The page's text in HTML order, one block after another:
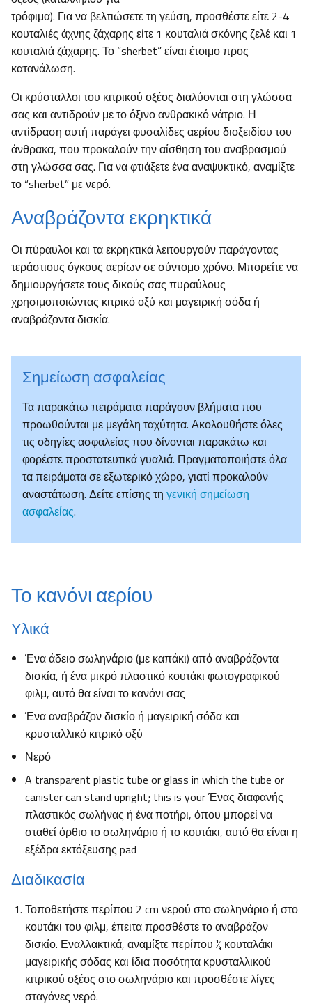
τρόφιμα). Για να βελτιώσετε τη γεύση, προσθέστε είτε 2-4
κουταλιές άχνης ζάχαρης είτε 1 κουταλιά σκόνης ζελέ και 1
κουταλιά ζάχαρης. Το “sherbet” είναι έτοιμο προς
κατανάλωση.
Οι κρύσταλλοι του κιτρικού οξέος διαλύονται στη γλώσσα
σας και αντιδρούν με το όξινο ανθρακικό νάτριο. Η
αντίδραση αυτή παράγει φυσαλίδες αερίου διοξειδίου του
άνθρακα, που προκαλούν την αίσθηση του αναβρασμού
στη γλώσσα σας. Για να φτιάξετε ένα αναψυκτικό, αναμίξτε
το “sherbet” με νερό.
Αναβράζοντα εκρηκτικά
Οι πύραυλοι και τα εκρηκτικά λειτουργούν παράγοντας
τεράστιους όγκους αερίων σε σύντομο χρόνο. Μπορείτε να
δημιουργήσετε τους δικούς σας πυραύλους
χρησιμοποιώντας κιτρικό οξύ και μαγειρική σόδα ή
αναβράζοντα δισκία.
Σημείωση ασφαλείας
Τα παρακάτω πειράματα παράγουν βλήματα που
προωθούνται με μεγάλη ταχύτητα. Ακολουθήστε όλες
τις οδηγίες ασφαλείας που δίνονται παρακάτω και
φορέστε προστατευτικά γυαλιά. Πραγματοποιήστε όλα
τα πειράματα σε εξωτερικό χώρο, γιατί προκαλούν
αναστάτωση. Δείτε επίσης τη γενική σημείωση
ασφαλείας.
Το κανόνι αερίου
Υλικά
Ένα άδειο σωληνάριο (με καπάκι) από αναβράζοντα
δισκία, ή ένα μικρό πλαστικό κουτάκι φωτογραφικού
φιλμ, αυτό θα είναι το κανόνι σας
Ένα αναβράζον δισκίο ή μαγειρική σόδα και
κρυσταλλικό κιτρικό οξύ
Νερό
A transparent plastic tube or glass in which the tube or
canister can stand upright; this is your Ένας διαφανής
πλαστικός σωλήνας ή ένα ποτήρι, όπου μπορεί να
σταθεί όρθιο το σωληνάριο ή το κουτάκι, αυτό θα είναι η
εξέδρα εκτόξευσης pad
Διαδικασία
Τοποθετήστε περίπου 2 cm νερού στο σωληνάριο ή στο
κουτάκι του φιλμ, έπειτα προσθέστε το αναβράζον
δισκίο. Εναλλακτικά, αναμίξτε περίπου ¼ κουταλάκι
μαγειρικής σόδας και ίδια ποσότητα κρυσταλλικού
κιτρικού οξέος στο σωληνάριο και προσθέστε λίγες
σταγόνες νερό.